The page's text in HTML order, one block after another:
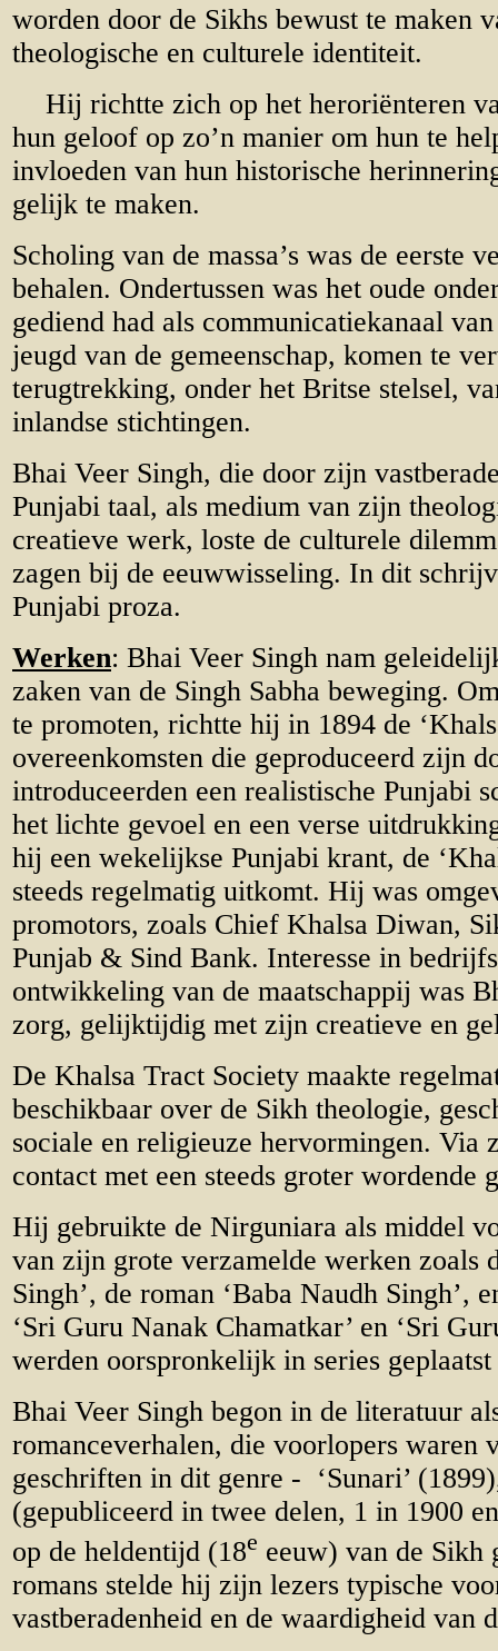
worden door de Sikhs bewust te maken
theologische en culturele identiteit.
Hij richtte zich op het heroriënteren
hun geloof op zo’n manier om hun te
invloeden van hun historische
gelijk te maken.
Scholing van de massa’s was de eerste
behalen. Ondertussen was het oude
gediend had als communicatiekanaal
jeugd van de gemeenschap, komen te
terugtrekking, onder het Britse stelsel,
inlandse stichtingen.
Bhai Veer Singh, die door zijn
Punjabi taal, als medium van zijn
creatieve werk, loste de culturele
zagen bij de eeuwwisseling. In dit
Punjabi proza.
Werken: Bhai Veer Singh nam
zaken van de Singh Sabha beweging.
te promoten, richtte hij in 1894 de
overeenkomsten die geproduceerd zijn
introduceerden een realistische Punjabi
het lichte gevoel en een verse
hij een wekelijkse Punjabi krant, de
steeds regelmatig uitkomt. Hij was
promotors, zoals Chief Khalsa Diwan,
Punjab & Sind Bank. Interesse in
ontwikkeling van de maatschappij was
zorg, gelijktijdig met zijn creatieve en
De Khalsa Tract Society maakte
beschikbaar over de Sikh theologie,
sociale en religieuze hervormingen.
contact met een steeds groter wordende
Hij gebruikte de Nirguniara als middel
van zijn grote verzamelde werken zoals
Singh’, de roman ‘Baba Naudh Singh’,
‘Sri Guru Nanak Chamatkar’ en ‘Sri
werden oorspronkelijk in series
Bhai Veer Singh begon in de literatuur
romanceverhalen, die voorlopers waren
geschriften in dit genre - ‘Sunari’
(gepubliceerd in twee delen, 1 in 1900
op de heldentijd (18e eeuw) van de Sikh
romans stelde hij zijn lezers typische
vastberadenheid en de waardigheid van